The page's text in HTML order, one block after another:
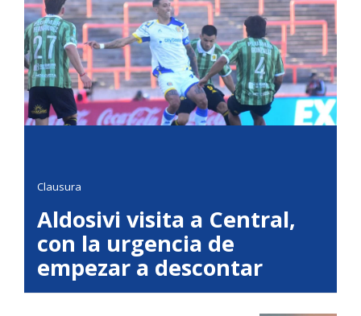
Clausura
Aldosivi visita a Central,
con la urgencia de
empezar a descontar